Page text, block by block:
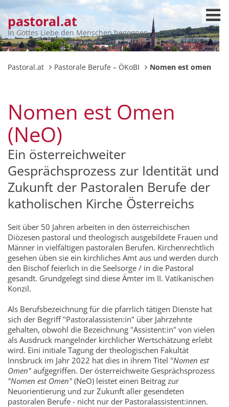
pastoral.at
In Gottes Liebe den Menschen begegnen
Pastoral.at Pastorale Berufe – ÖKoBI Nomen est omen
Nomen est Omen
(NeO)
Ein österreichweiter
Gesprächsprozess zur Identität und
Zukunft der Pastoralen Berufe der
katholischen Kirche Österreichs
Seit über 50 Jahren arbeiten in den österreichischen
Diözesen pastoral und theologisch ausgebildete Frauen und
Männer in vielfältigen pastoralen Berufen. Kirchenrechtlich
gesehen üben sie ein kirchliches Amt aus und werden durch
den Bischof feierlich in die Seelsorge / in die Pastoral
gesandt. Grundgelegt sind diese Ämter im II. Vatikanischen
Konzil.
Als Berufsbezeichnung für die pfarrlich tätigen Dienste hat
sich der Begriff "Pastoralassisten:in" über Jahrzehnte
gehalten, obwohl die Bezeichnung "Assistent:in" von vielen
als Ausdruck mangelnder kirchlicher Wertschätzung erlebt
wird. Eini initiale Tagung der theologischen Fakultät
Innsbruck im Jahr 2022 hat dies in ihrem Titel "Nomen est
Omen" aufgegriffen. Der österreichweite Gesprächsprozess
"Nomen est Omen" (NeO) leistet einen Beitrag zur
Neuorientierung und zur Zukunft aller gesendeten
pastoralen Berufe - nicht nur der Pastoralassistent:innen.